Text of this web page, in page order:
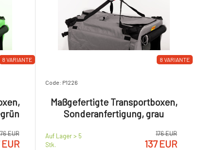
8 VARIANTE
EUR
EUR
8 VARIANTE
Code: P1226
Maßgefertigte Transportboxen,
Sonderanfertigung, grau
Auf Lager > 5
Stk.
176 EUR
137 EUR